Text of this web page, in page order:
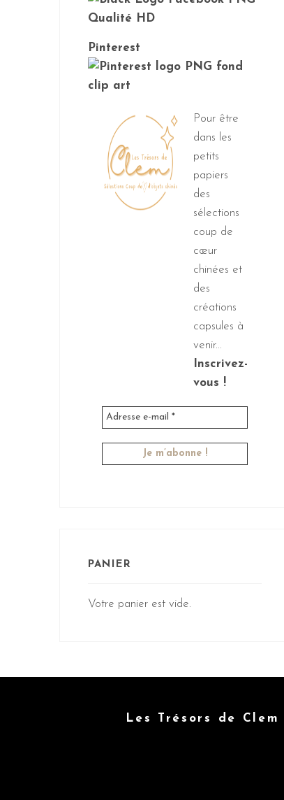
Pinterest
Pour être
dans les
petits
papiers
des
sélections
coup de
cœur
chinées et
des
créations
capsules à
venir...
Inscrivez-
vous !
PANIER
Votre panier est vide.
Les Trésors de Clem